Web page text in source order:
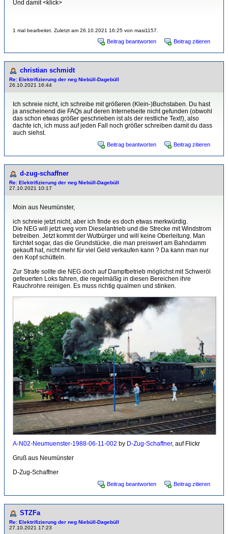
Und damit <klick>
1 mal bearbeitet. Zuletzt am 26.10.2021 16:25 von masi1157.
Beitrag beantworten Beitrag zitieren
christian schmidt
Re: Elektrifizierung der neg Niebüll-Dagebüll
26.10.2021 16:44
Ich schreie nicht, ich schreibe mit größeren (Klein-)Buchstaben. Du hast
ja anscheinend die FAQs auf deren Internetseite nicht gefunden (obwohl
das schon etwas größer geschrieben ist als der restliche Text!), also
dachte ich, ich muss auf jeden Fall noch größer schreiben damit du dass
auch siehst.
Beitrag beantworten Beitrag zitieren
d-zug-schaffner
Re: Elektrifizierung der neg Niebüll-Dagebüll
27.10.2021 10:17
Moin aus Neumünster,
ich schreie jetzt nicht, aber ich finde es doch etwas merkwürdig.
Die NEG will jetzt weg vom Dieselantrieb und die Strecke mit Windstrom
betreiben. Jetzt kommt der Wutbürger und will keine Oberleitung. Man
fürchtet sogar, das die Grundstücke, die man preiswert am Bahndamm
gekauft hat, nicht mehr für viel Geld verkaufen kann ? Da kann man nur
den Kopf schütteln.
Zur Strafe sollte die NEG doch auf Dampfbetrieb möglichst mit Schweröl
gefeuerten Loks fahren, die regelmäßig in diesen Bereichen ihre
Rauchrohre reinigen. Es muss richtig qualmen und stinken.
A-N02-Neumuenster-1988-06-11-002 by D-Zug-Schaffner, auf Flickr
Gruß aus Neumünster
D-Zug-Schaffner
Beitrag beantworten Beitrag zitieren
STZFa
Re: Elektrifizierung der neg Niebüll-Dagebüll
27.10.2021 17:23